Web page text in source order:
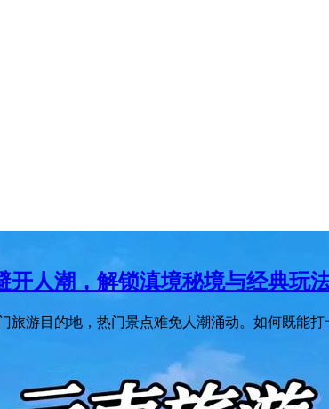
开人潮，解锁滇境秘境与经典玩
旅游目的地，热门景点难免人潮涌动。如何既能